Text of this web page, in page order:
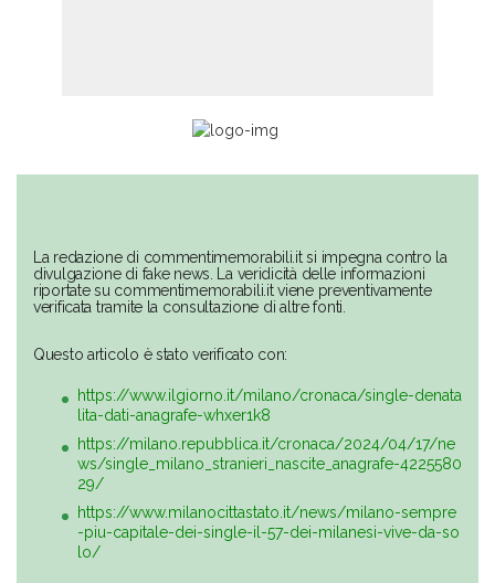
La redazione di commentimemorabili.it si impegna contro la
divulgazione di fake news. La veridicità delle informazioni
riportate su commentimemorabili.it viene preventivamente
verificata tramite la consultazione di altre fonti.
Questo articolo è stato verificato con:
https://www.ilgiorno.it/milano/cronaca/single-denata
lita-dati-anagrafe-whxer1k8
https://milano.repubblica.it/cronaca/2024/04/17/ne
ws/single_milano_stranieri_nascite_anagrafe-4225580
29/
https://www.milanocittastato.it/news/milano-sempre
-piu-capitale-dei-single-il-57-dei-milanesi-vive-da-so
lo/